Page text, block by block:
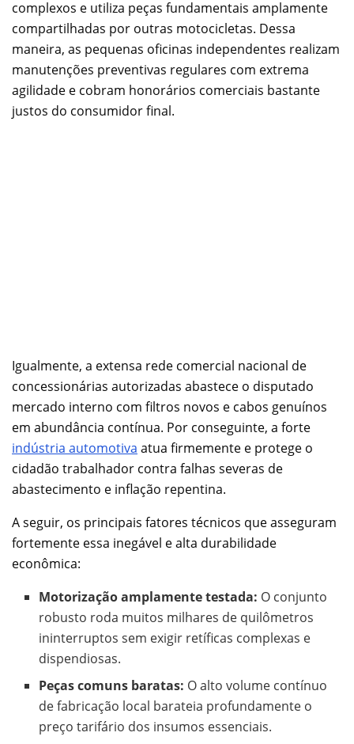
complexos e utiliza peças fundamentais amplamente
compartilhadas por outras motocicletas. Dessa
maneira, as pequenas oficinas independentes realizam
manutenções preventivas regulares com extrema
agilidade e cobram honorários comerciais bastante
justos do consumidor final.
Igualmente, a extensa rede comercial nacional de
concessionárias autorizadas abastece o disputado
mercado interno com filtros novos e cabos genuínos
em abundância contínua. Por conseguinte, a forte
indústria automotiva atua firmemente e protege o
cidadão trabalhador contra falhas severas de
abastecimento e inflação repentina.
A seguir, os principais fatores técnicos que asseguram
fortemente essa inegável e alta durabilidade
econômica:
Motorização amplamente testada: O conjunto
robusto roda muitos milhares de quilômetros
ininterruptos sem exigir retíficas complexas e
dispendiosas.
Peças comuns baratas: O alto volume contínuo
de fabricação local barateia profundamente o
preço tarifário dos insumos essenciais.